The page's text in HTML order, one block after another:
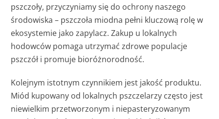
pszczoły, przyczyniamy się do ochrony naszego
środowiska – pszczoła miodna pełni kluczową rolę w
ekosystemie jako zapylacz. Zakup u lokalnych
hodowców pomaga utrzymać zdrowe populacje
pszczół i promuje bioróżnorodność.
Kolejnym istotnym czynnikiem jest jakość produktu.
Miód kupowany od lokalnych pszczelarzy często jest
niewielkim przetworzonym i niepasteryzowanym